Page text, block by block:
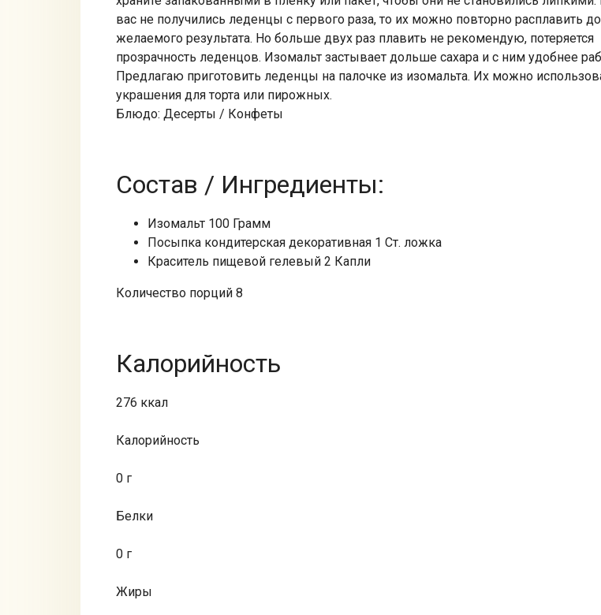
вас не получились леденцы с первого раза, то их можно повторно расплавить до
желаемого результата. Но больше двух раз плавить не рекомендую, потеряется
прозрачность леденцов. Изомальт застывает дольше сахара и с ним удобнее
Предлагаю приготовить леденцы на палочке из изомальта. Их можно
украшения для торта или пирожных.
Блюдо: Десерты / Конфеты
Состав / Ингредиенты:
Изомальт 100 Грамм
Посыпка кондитерская декоративная 1 Ст. ложка
Краситель пищевой гелевый 2 Капли
Количество порций 8
Калорийность
276 ккал
Калорийность
0 г
Белки
0 г
Жиры